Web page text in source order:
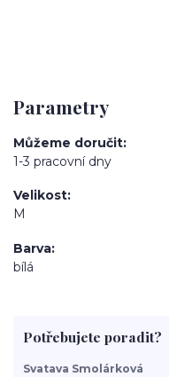
Parametry
Můžeme doručit
1-3 pracovní dny
Velikost
M
Barva
bílá
Potřebujete poradit?
Svatava Smolárková